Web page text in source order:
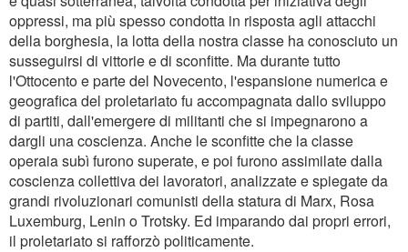
oppressi, ma più spesso condotta in risposta agli attacchi
della borghesia, la lotta della nostra classe ha conosciuto un
susseguirsi di vittorie e di sconfitte. Ma durante tutto
l'Ottocento e parte del Novecento, l'espansione numerica e
geografica del proletariato fu accompagnata dallo sviluppo
di partiti, dall'emergere di militanti che si impegnarono a
dargli una coscienza. Anche le sconfitte che la classe
operaia subì furono superate, e poi furono assimilate dalla
coscienza collettiva dei lavoratori, analizzate e spiegate da
grandi rivoluzionari comunisti della statura di Marx, Rosa
Luxemburg, Lenin o Trotsky. Ed imparando dai propri errori,
il proletariato si rafforzò politicamente.